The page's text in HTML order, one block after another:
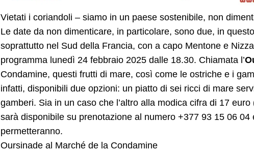
Vietati i coriandoli – siamo in un paese sostenibile, non
Le date da non dimenticare, in particolare, sono due, in
soprattutto nel Sud della Francia, con a capo Mentone e
programma lunedì 24 febbraio 2025 dalle 18.30. Chiamata l’
Condamine, questi frutti di mare, così come le ostriche e i
infatti, disponibili due opzioni: un piatto di sei ricci di mare
gamberi. Sia in un caso che l’altro alla modica cifra di 17
sarà disponibile su prenotazione al numero +377 93 15 06
permetteranno.
Oursinade al Marché de la Condamine